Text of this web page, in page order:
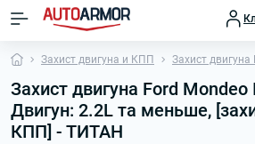
Захист двигуна и КПП Захист
Захист двигуна Ford
Двигун: 2.2L та меньше,
КПП] - ТИТАН